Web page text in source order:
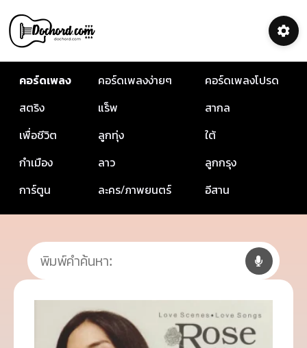
คอร์ดเพลง คอร์ดเพลงง่ายๆ
คอร์ดเพลงโปรด
สตริง
แร็พ
สากล
เพื่อชีวิต
ลูกทุ่ง
ใต้
กำเมือง
ลาว
ลูกกรุง
การ์ตูน
ละคร/ภาพยนตร์ อีสาน